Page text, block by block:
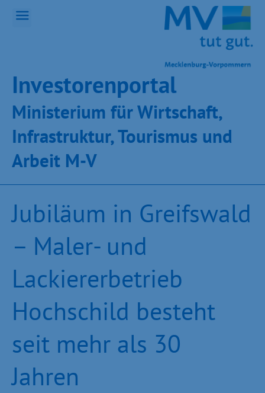
Inves­toren­por­tal
Ministeri­um für Wirt­schaft,
Infra­struk­tur, Tou­ris­mus und
Ar­beit M-V
Jubiläum in Greifswald
– Maler- und
Lackiererbetrieb
Hochschild besteht
seit mehr als 30
Jahren